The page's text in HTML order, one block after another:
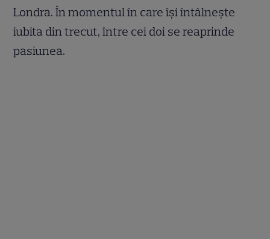
Londra. În momentul în care își întâlnește
iubita din trecut, între cei doi se reaprinde
pasiunea.